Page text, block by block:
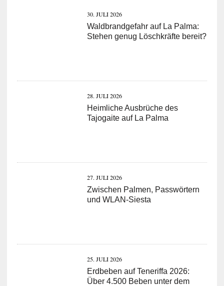
30. JULI 2026
Waldbrandgefahr auf La Palma:
Stehen genug Löschkräfte bereit?
28. JULI 2026
Heimliche Ausbrüche des
Tajogaite auf La Palma
27. JULI 2026
Zwischen Palmen, Passwörtern
und WLAN-Siesta
25. JULI 2026
Erdbeben auf Teneriffa 2026:
Über 4.500 Beben unter dem